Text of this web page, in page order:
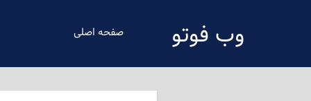
اصلی
وب فوتو صفحه اصلی